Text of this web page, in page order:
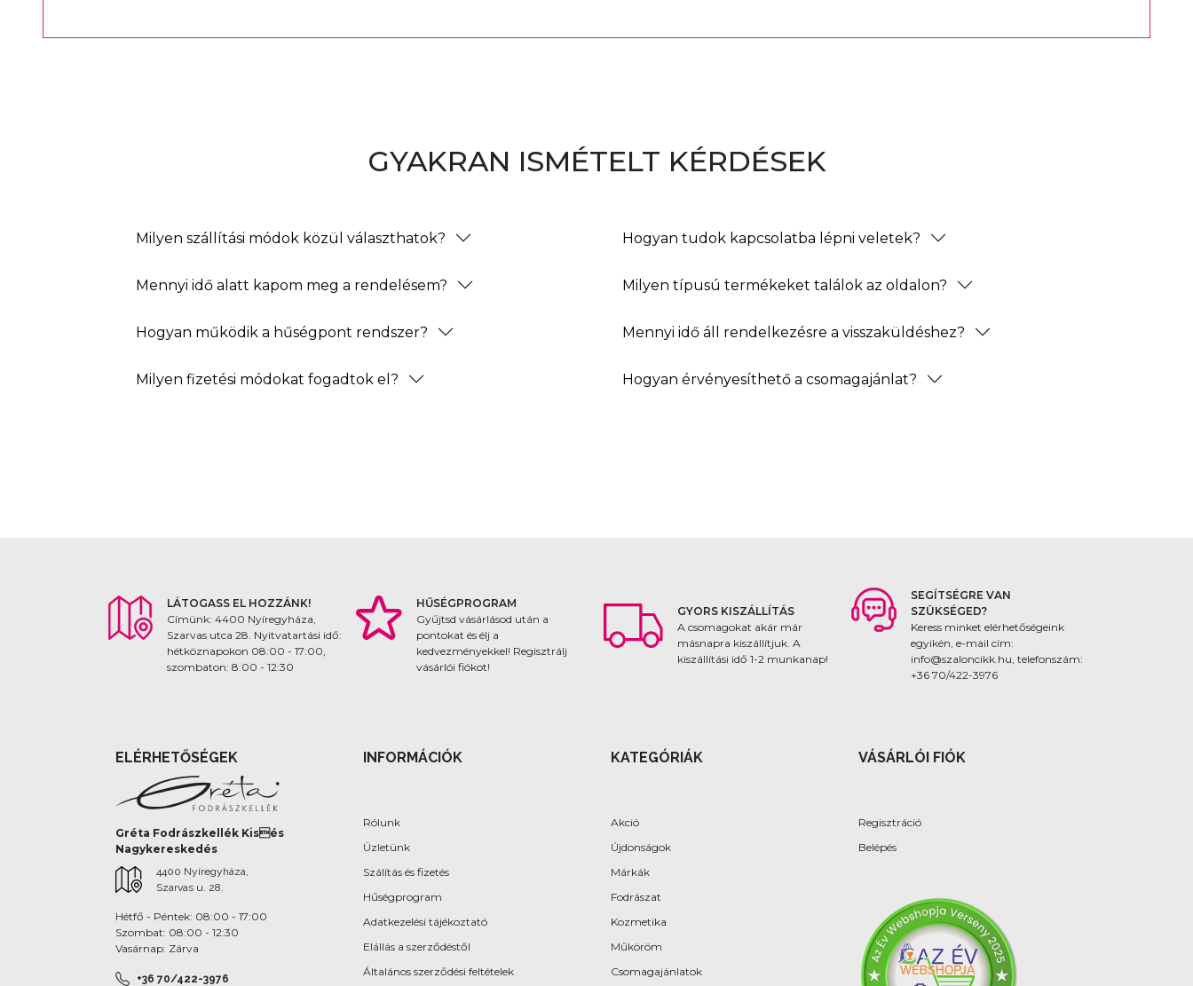
GYAKRAN ISMÉTELT KÉRDÉSEK
Milyen szállítási módok közül választhatok?
Mennyi idő alatt kapom meg a rendelésem?
Hogyan működik a hűségpont rendszer?
Milyen fizetési módokat fogadtok el?
Hogyan tudok kapcsolatba lépni veletek?
Milyen típusú termékeket találok az oldalon?
Mennyi idő áll rendelkezésre a visszaküldéshez?
Hogyan érvényesíthető a csomagajánlat?
LÁTOGASS EL HOZZÁNK!
Címünk: 4400 Nyíregyháza,
Szarvas utca 28. Nyitvatartási idő:
hétköznapokon 08:00 - 17:00,
szombaton: 8:00 - 12:30
HŰSÉGPROGRAM
Gyűjtsd vásárlásod után a
pontokat és élj a
kedvezményekkel! Regisztrálj
vásárlói fiókot!
GYORS KISZÁLLÍTÁS
A csomagokat akár már
másnapra kiszállítjuk. A
kiszállítási idő 1-2 munkanap!
SEGÍTSÉGRE VAN
SZÜKSÉGED?
Keress minket elérhetőségeink
egyikén, e-mail cím:
info@szaloncikk.hu, telefonszám:
+36 70/422-3976
ELÉRHETŐSÉGEK
Gréta Fodrászkellék Kisés
Nagykereskedés
4400 Nyíregyháza,
Szarvas u. 28.
Hétfő - Péntek: 08:00 - 17:00
Szombat: 08:00 - 12:30
Vasárnap: Zárva
+36 70/422-3976
INFORMÁCIÓK
Rólunk
Üzletünk
Szálítás és fizetés
Hűségprogram
Adatkezelési tájékoztató
Elállás a szerződéstől
Általános szerződési feltételek
KATEGÓRIÁK
Akció
Újdonságok
Márkák
Fodrászat
Kozmetika
Műköröm
Csomagajánlatok
VÁSÁRLÓI FIÓK
Regisztráció
Belépés